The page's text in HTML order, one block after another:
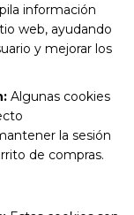
información
web, ayudando
y mejorar los
Algunas cookies
la sesión
de compras.